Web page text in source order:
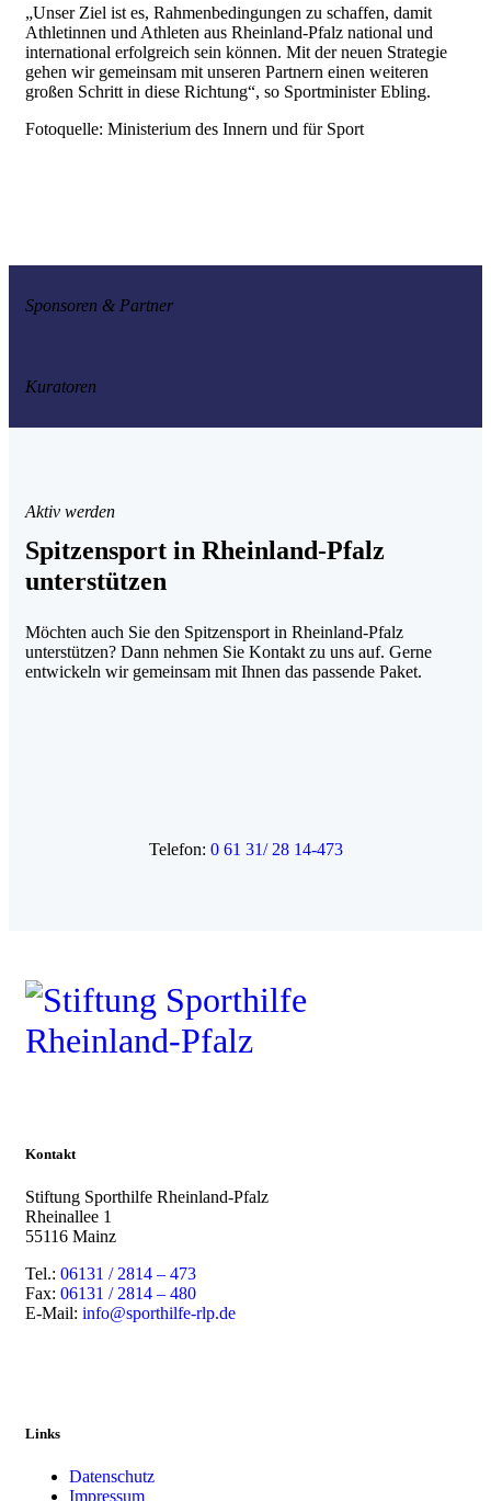
„Unser Ziel ist es, Rahmenbedingungen zu schaffen, damit
Athletinnen und Athleten aus Rheinland-Pfalz national und
international erfolgreich sein können. Mit der neuen Strategie
gehen wir gemeinsam mit unseren Partnern einen weiteren
großen Schritt in diese Richtung“, so Sportminister Ebling.
Fotoquelle: Ministerium des Innern und für Sport
Sponsoren & Partner
Kuratoren
Aktiv werden
Spitzensport in Rheinland-Pfalz
unterstützen
Möchten auch Sie den Spitzensport in Rheinland-Pfalz
unterstützen? Dann nehmen Sie Kontakt zu uns auf. Gerne
entwickeln wir gemeinsam mit Ihnen das passende Paket.
Telefon: 0 61 31/ 28 14-473
Kontakt
Stiftung Sporthilfe Rheinland-Pfalz
Rheinallee 1
55116 Mainz
Tel.: 06131 / 2814 – 473
Fax: 06131 / 2814 – 480
E-Mail: info@sporthilfe-rlp.de
Links
Datenschutz
Impressum